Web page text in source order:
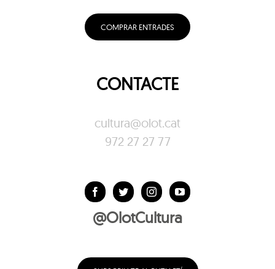
COMPRAR ENTRADES
CONTACTE
cultura@olot.cat
972 27 27 77
@OlotCultura